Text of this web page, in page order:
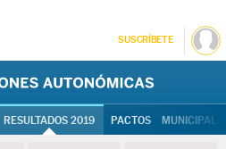
SUSCRÍBETE
RESULTADOS 2019 PACTOS